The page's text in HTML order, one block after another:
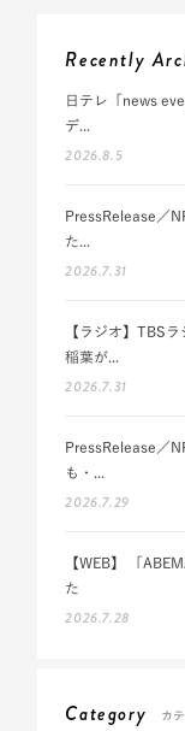
Recently
日テレ「news
デ...
2026.8.5
PressRelease／
た...
2026.7.31
【ラジオ】TBS
稲葉が...
2026.7.31
PressRelease／
も・...
2026.7.29
【WEB】 「
た
2026.7.28
Category カ